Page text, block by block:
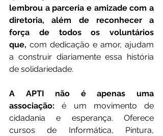
lembrou a parceria e amizade com a
diretoria, além de reconhecer a
força de todos os voluntários
que, com dedicação e amor, ajudam
a construir diariamente essa história
de solidariedade.
A APTI não é apenas uma
associação: é um movimento de
cidadania e esperança. Oferece
cursos de Informática, Pintura,